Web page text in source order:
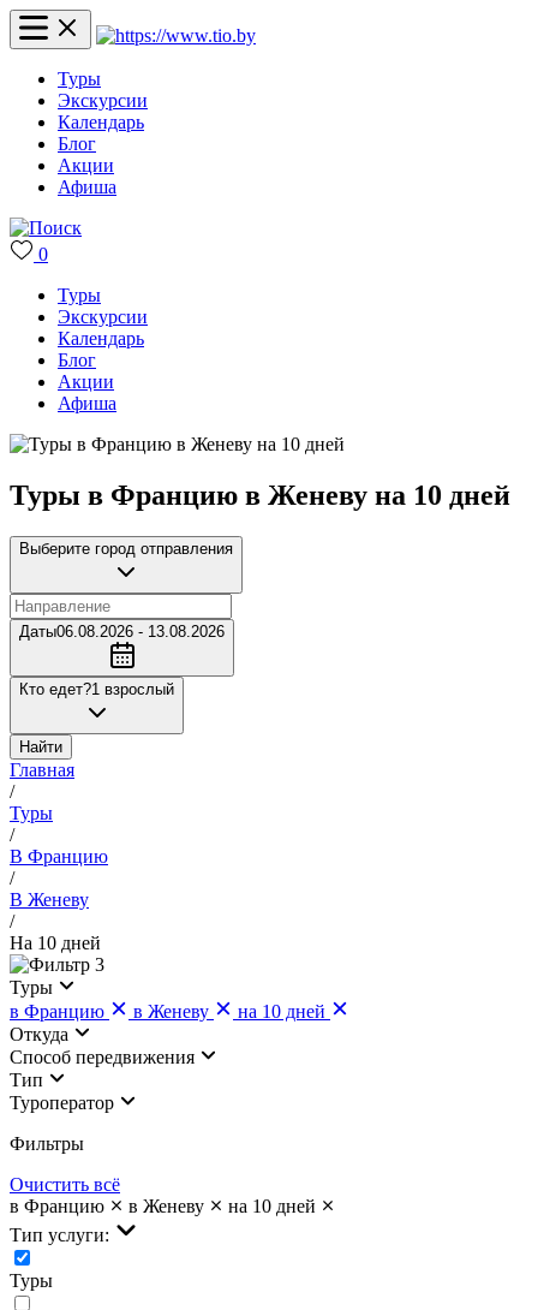
Туры
Экскурсии
Календарь
Блог
Акции
Афиша
0
Туры
Экскурсии
Календарь
Блог
Акции
Афиша
Туры в Францию в Женеву на 10 дней
Выберите город отправления
Даты06.08.2026 - 13.08.2026
Кто едет?1 взрослый
Найти
Главная
/
Туры
/
В Францию
/
В Женеву
/
На 10 дней
3
Туры
в Францию
в Женеву
на 10 дней
Откуда
Cпособ передвижения
Тип
Туроператор
Фильтры
Очистить всё
в Францию
в Женеву
на 10 дней
Тип услуги:
Туры